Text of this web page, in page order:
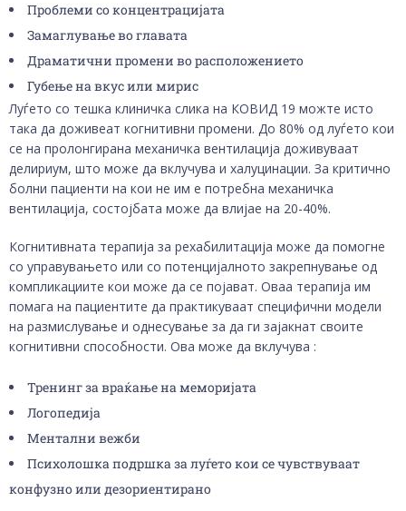
Проблеми со концентрацијата
Замаглување во главата
Драматични промени во расположението
Губење на вкус или мирис
Луѓето со тешка клиничка слика на КОВИД 19 можте исто
така да доживеат когнитивни промени. До 80% од луѓето кои
се на пролонгирана механичка вентилација доживуваат
делириум, што може да вклучува и халуцинации. За критично
болни пациенти на кои не им е потребна механичка
вентилација, состојбата може да влијае на 20-40%.
Когнитивната терапија за рехабилитација може да помогне
со управувањето или со потенцијалното закрепнување од
компликациите кои може да се појават. Оваа терапија им
помага на пациентите да практикуваат специфични модели
на размислување и однесување за да ги зајакнат своите
когнитивни способности. Ова може да вклучува :
Тренинг за враќање на меморијата
Логопедија
Ментални вежби
Психолошка подршка за луѓето кои се чувствуваат
конфузно или дезориентирано